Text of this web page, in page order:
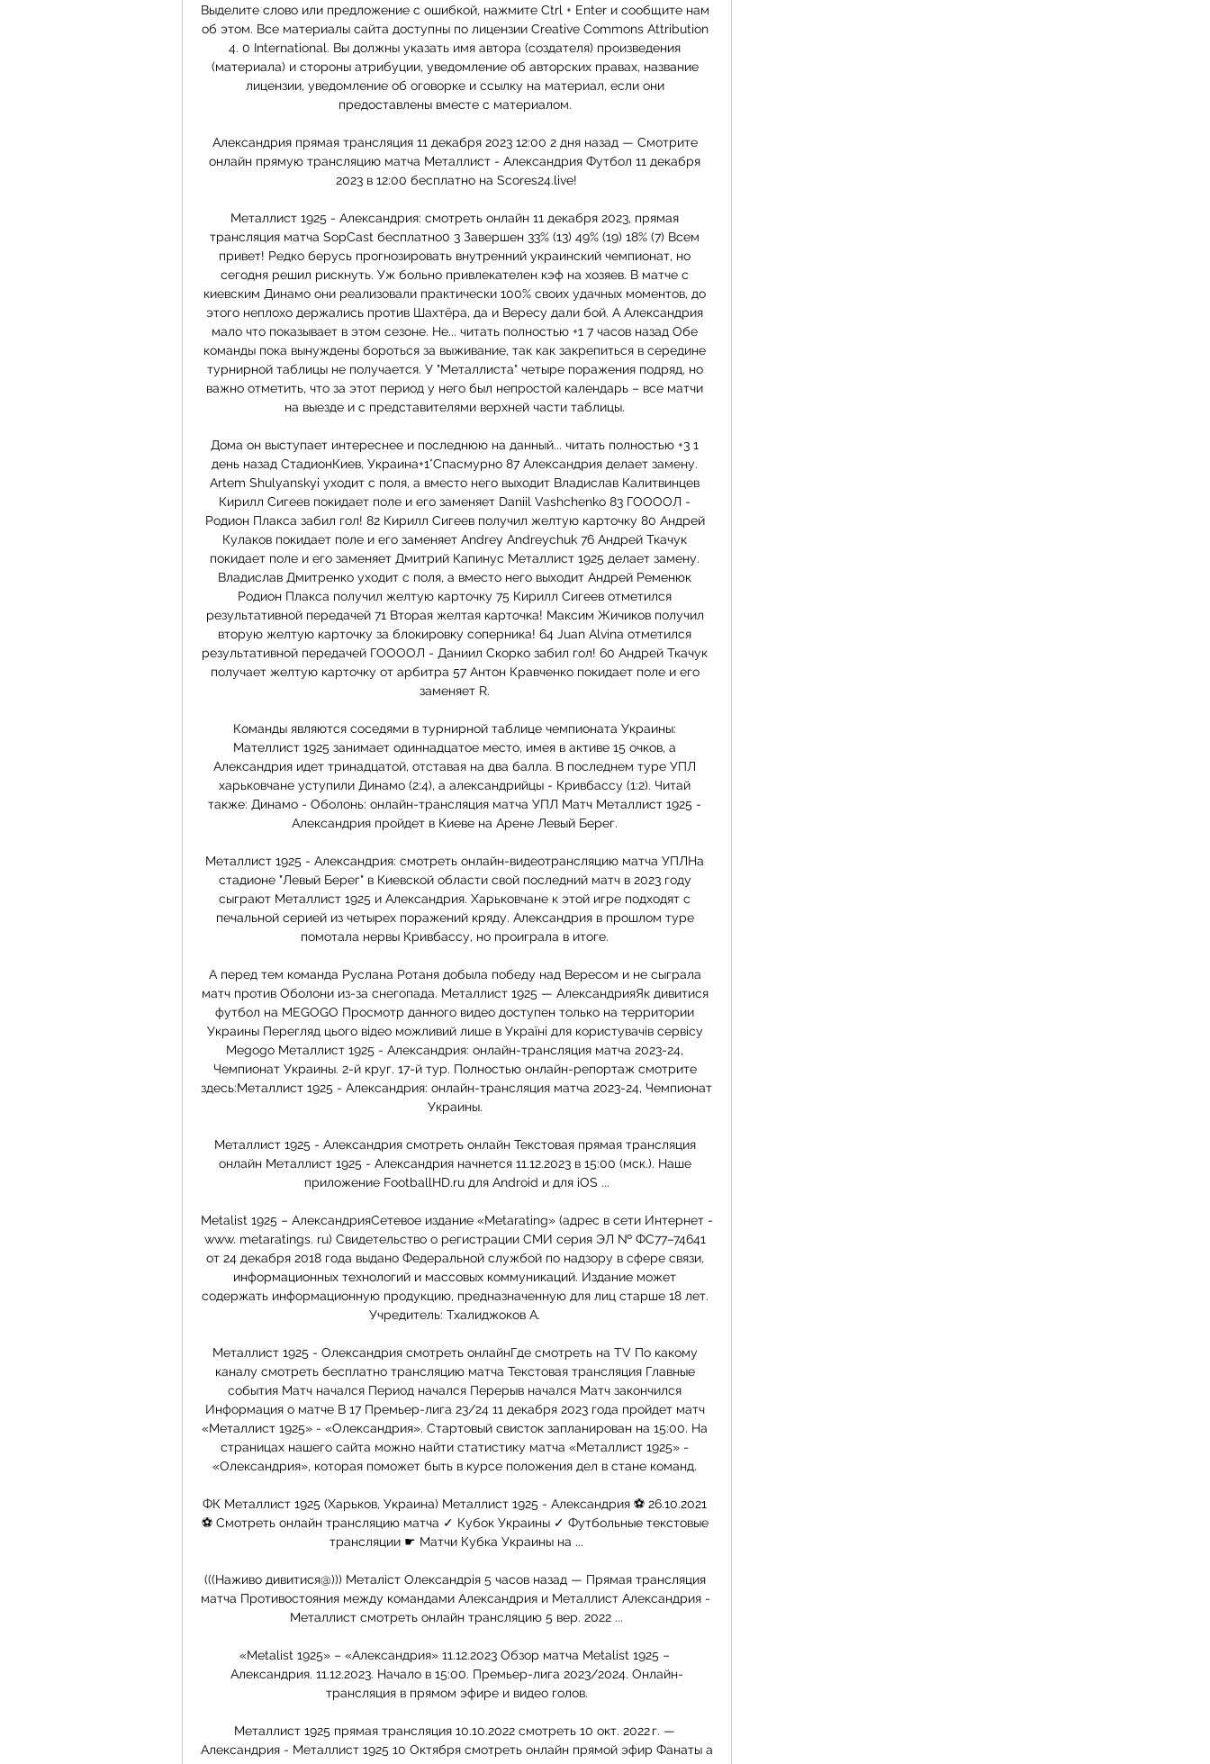
Выделите слово или предложение с ошибкой, нажмите Ctrl + Enter и сообщите нам
об этом. Все материалы сайта доступны по лицензии Creative Commons Attribution
4. 0 International. Вы должны указать имя автора (создателя) произведения
(материала) и стороны атрибуции, уведомление об авторских правах, название
лицензии, уведомление об оговорке и ссылку на материал, если они
предоставлены вместе с материалом.
Александрия прямая трансляция 11 декабря 2023 12:00 2 дня назад — Смотрите
онлайн прямую трансляцию матча Металлист - Александрия Футбол 11 декабря
2023 в 12:00 бесплатно на Scores24.live!
Металлист 1925 - Александрия: смотреть онлайн 11 декабря 2023, прямая
трансляция матча SopCast бесплатно0 3 Завершен 33% (13) 49% (19) 18% (7) Всем
привет! Редко берусь прогнозировать внутренний украинский чемпионат, но
сегодня решил рискнуть. Уж больно привлекателен кэф на хозяев. В матче с
киевским Динамо они реализовали практически 100% своих удачных моментов, до
этого неплохо держались против Шахтёра, да и Вересу дали бой. А Александрия
мало что показывает в этом сезоне. Не... читать полностью +1 7 часов назад Обе
команды пока вынуждены бороться за выживание, так как закрепиться в середине
турнирной таблицы не получается. У "Металлиста" четыре поражения подряд, но
важно отметить, что за этот период у него был непростой календарь – все матчи
на выезде и с представителями верхней части таблицы.
Дома он выступает интереснее и последнюю на данный... читать полностью +3 1
день назад СтадионКиев, Украина+1°Cпасмурно 87 Александрия делает замену.
Artem Shulyanskyi уходит с поля, а вместо него выходит Владислав Калитвинцев
Кирилл Сигеев покидает поле и его заменяет Daniil Vashchenko 83 ГООООЛ -
Родион Плакса забил гол! 82 Кирилл Сигеев получил желтую карточку 80 Андрей
Кулаков покидает поле и его заменяет Andrey Andreychuk 76 Андрей Ткачук
покидает поле и его заменяет Дмитрий Капинус Металлист 1925 делает замену.
Владислав Дмитренко уходит с поля, а вместо него выходит Андрей Ременюк
Родион Плакса получил желтую карточку 75 Кирилл Сигеев отметился
результативной передачей 71 Вторая желтая карточка! Максим Жичиков получил
вторую желтую карточку за блокировку соперника! 64 Juan Alvina отметился
результативной передачей ГООООЛ - Даниил Скорко забил гол! 60 Андрей Ткачук
получает желтую карточку от арбитра 57 Антон Кравченко покидает поле и его
заменяет R.
Команды являются соседями в турнирной таблице чемпионата Украины:
Мателлист 1925 занимает одиннадцатое место, имея в активе 15 очков, а
Александрия идет тринадцатой, отставая на два балла. В последнем туре УПЛ
харьковчане уступили Динамо (2:4), а александрийцы - Кривбассу (1:2). Читай
также: Динамо - Оболонь: онлайн-трансляция матча УПЛ Матч Металлист 1925 -
Александрия пройдет в Киеве на Арене Левый Берег.
Металлист 1925 - Александрия: смотреть онлайн-видеотрансляцию матча УПЛНа
стадионе "Левый Берег" в Киевской области свой последний матч в 2023 году
сыграют Металлист 1925 и Александрия. Харьковчане к этой игре подходят с
печальной серией из четырех поражений кряду. Александрия в прошлом туре
помотала нервы Кривбассу, но проиграла в итоге.
А перед тем команда Руслана Ротаня добыла победу над Вересом и не сыграла
матч против Оболони из-за снегопада. Металлист 1925 — АлександрияЯк дивитися
футбол на MEGOGO Просмотр данного видео доступен только на территории
Украины Перегляд цього відео можливий лише в Україні для користувачів сервісу
Megogo Металлист 1925 - Александрия: онлайн-трансляция матча 2023-24,
Чемпионат Украины. 2-й круг. 17-й тур. Полностью онлайн-репортаж смотрите
здесь:Металлист 1925 - Александрия: онлайн-трансляция матча 2023-24, Чемпионат
Украины.
Металлист 1925 - Александрия смотреть онлайн Текстовая прямая трансляция
онлайн Металлист 1925 - Александрия начнется 11.12.2023 в 15:00 (мск.). Наше
приложение FootballHD.ru для Android и для iOS ...
Metalist 1925 – АлександрияСетевое издание «Metarating» (адрес в сети Интернет -
www. metaratings. ru) Свидетельство о регистрации СМИ серия ЭЛ № ФС77–74641
от 24 декабря 2018 года выдано Федеральной службой по надзору в сфере связи,
информационных технологий и массовых коммуникаций. Издание может
содержать информационную продукцию, предназначенную для лиц старше 18 лет.
Учредитель: Тхалиджоков А.
Металлист 1925 - Олександрия смотреть онлайнГде смотреть на TV По какому
каналу смотреть бесплатно трансляцию матча Текстовая трансляция Главные
события Матч начался Период начался Перерыв начался Матч закончился
Информация о матче В 17 Премьер-лига 23/24 11 декабря 2023 года пройдет матч
«Металлист 1925» - «Олександрия». Стартовый свисток запланирован на 15:00. На
страницах нашего сайта можно найти статистику матча «Металлист 1925» -
«Олександрия», которая поможет быть в курсе положения дел в стане команд.
ФК Металлист 1925 (Харьков, Украина) Металлист 1925 - Александрия ⚽ 26.10.2021
⚽ Смотреть онлайн трансляцию матча ✓ Кубок Украины ✓ Футбольные текстовые
трансляции ☛ Матчи Кубка Украины на ...
(((Наживо дивитися@))) Металіст Олександрія 5 часов назад — Прямая трансляция
матча Противостояния между командами Александрия и Металлист Александрия -
Металлист смотреть онлайн трансляцию 5 вер. 2022 ...
«Metalist 1925» – «Александрия» 11.12.2023 Обзор матча Metalist 1925 –
Александрия. 11.12.2023. Начало в 15:00. Премьер-лига 2023/2024. Онлайн-
трансляция в прямом эфире и видео голов.
Металлист 1925 прямая трансляция 10.10.2022 смотреть 10 окт. 2022 г. —
Александрия - Металлист 1925 10 Октября смотреть онлайн прямой эфир Фанаты а